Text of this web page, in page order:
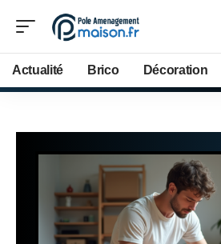
Actualité Brico Décoration